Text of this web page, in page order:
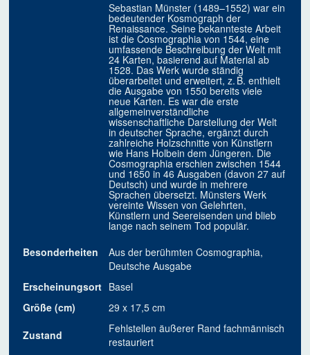
Sebastian Münster (1489–1552) war ein
bedeutender Kosmograph der
Renaissance. Seine bekannteste Arbeit
ist die Cosmographia von 1544, eine
umfassende Beschreibung der Welt mit
24 Karten, basierend auf Material ab
1528. Das Werk wurde ständig
überarbeitet und erweitert, z. B. enthielt
die Ausgabe von 1550 bereits viele
neue Karten. Es war die erste
allgemeinverständliche
wissenschaftliche Darstellung der Welt
in deutscher Sprache, ergänzt durch
zahlreiche Holzschnitte von Künstlern
wie Hans Holbein dem Jüngeren. Die
Cosmographia erschien zwischen 1544
und 1650 in 46 Ausgaben (davon 27 auf
Deutsch) und wurde in mehrere
Sprachen übersetzt. Münsters Werk
vereinte Wissen von Gelehrten,
Künstlern und Seereisenden und blieb
lange nach seinem Tod populär.
Besonderheiten
Aus der berühmten Cosmographia,
Deutsche Ausgabe
Erscheinungsort Basel
Größe (cm)
29 x 17,5 cm
Zustand
Fehlstellen äußerer Rand fachmännisch
restauriert